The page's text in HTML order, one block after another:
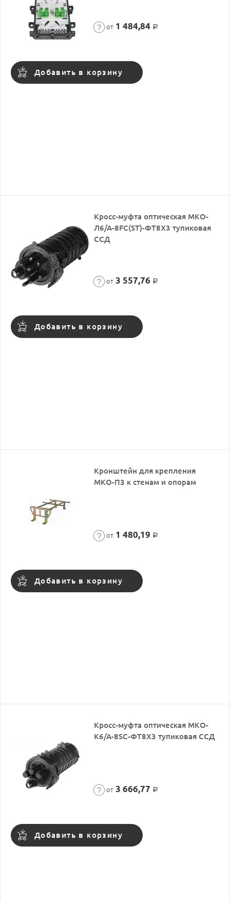
от 1 484,84 Р
Добавить в корзину
Кросс-муфта оптическая МКО-
Л6/А-8FC(ST)-ФТ8Х3 тупиковая
ССД
от 3 557,76 Р
Добавить в корзину
Кронштейн для крепления
МКО-П3 к стенам и опорам
от 1 480,19 Р
Добавить в корзину
Кросс-муфта оптическая МКО-
К6/А-8SC-ФТ8Х3 тупиковая ССД
от 3 666,77 Р
Добавить в корзину